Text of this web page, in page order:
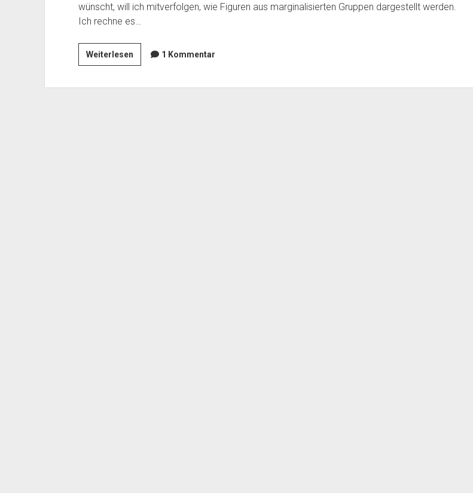
wünscht, will ich mitverfolgen, wie Figuren aus marginalisierten Gruppen dargestellt werden.
Ich rechne es…
WeiterlesenDiversität
um
1 Kommentar